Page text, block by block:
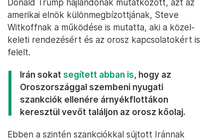
amely részben átírta a 20. században
megfogalmazott katonai tankönyvekben leírt
stratégiákat.
Oroszországnak Irán nemcsak hadiipari partnerként
rajta keresztül is alkupozíciót biztosítson
Moszkvának. Ez a közvetett befolyás – miután a
közvetlen Aszad bukásával eltűnni látszott – a
Kremlnek ahhoz is kellett, hogy Washington a gázai
rendezéshez is partnernek tekintse. Hogy erre